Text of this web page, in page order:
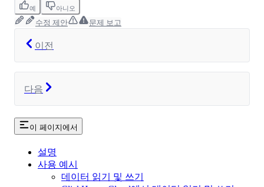
예 아니오
수정 제안 문제 보고
이전
다음
이 페이지에서
설명
사용 예시
데이터 읽기 및 쓰기